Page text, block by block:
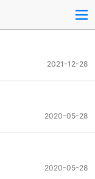
2021-12-28
2020-05-28
2020-05-28